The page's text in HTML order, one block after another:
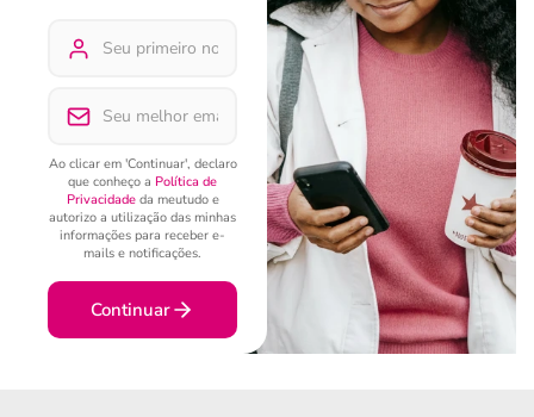
Ao clicar em 'Continuar', declaro
que conheço a Política de
Privacidadeda meutudo e
autorizo a utilização das minhas
informações para receber e-
mails e notificações.
Continuar